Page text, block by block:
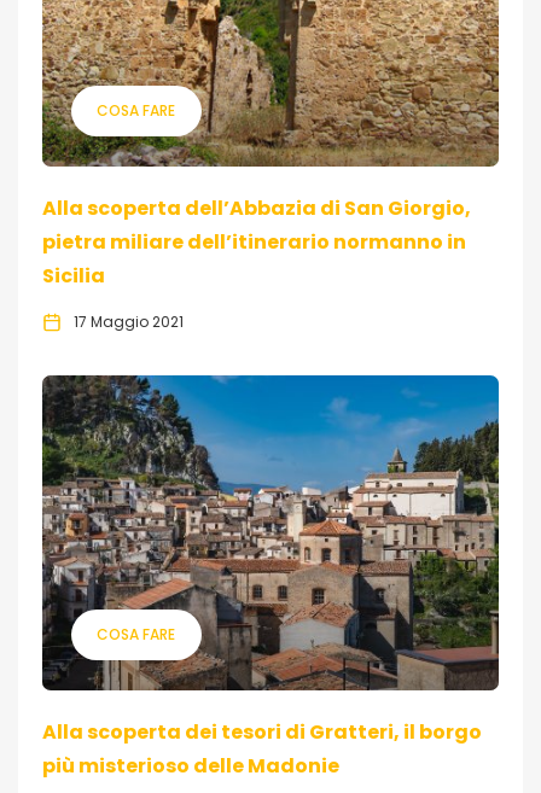
COSA FARE
Alla scoperta dell’Abbazia di San Giorgio,
pietra miliare dell’itinerario normanno in
Sicilia
17 Maggio 2021
COSA FARE
Alla scoperta dei tesori di Gratteri, il borgo
più misterioso delle Madonie